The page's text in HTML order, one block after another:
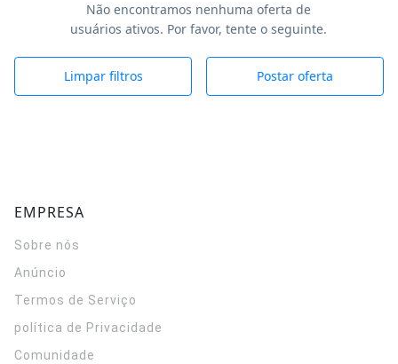
Não encontramos nenhuma oferta de
usuários ativos. Por favor, tente o seguinte.
Limpar filtros Postar oferta
EMPRESA
Sobre nós
Anúncio
Termos de Serviço
política de Privacidade
Comunidade